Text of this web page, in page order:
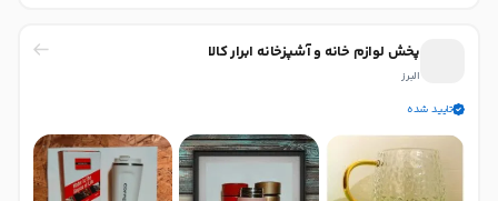
پخش لوازم خانه و آشپزخانه ابرار کالا
البرز
تایید شده